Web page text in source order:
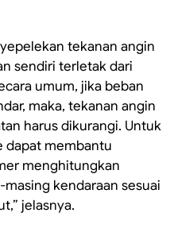
tekanan angin
sendiri terletak dari
umum, jika beban
maka, tekanan angin
harus dikurangi. Untuk
dapat membantu
menghitungkan
kendaraan sesuai
jelasnya.